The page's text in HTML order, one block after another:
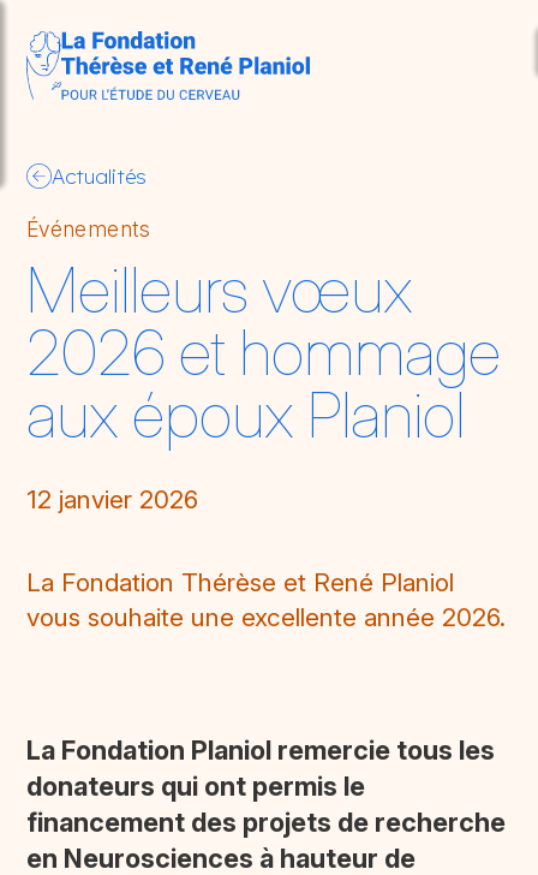
Aller au contenu principal
Actualités
Événements
Meilleurs vœux
2026 et hommage
aux époux Planiol
12 janvier 2026
La Fondation Thérèse et René Planiol
vous souhaite une excellente année 2026.
La Fondation Planiol remercie tous les
donateurs qui ont permis le
financement des projets de recherche
en Neurosciences à hauteur de